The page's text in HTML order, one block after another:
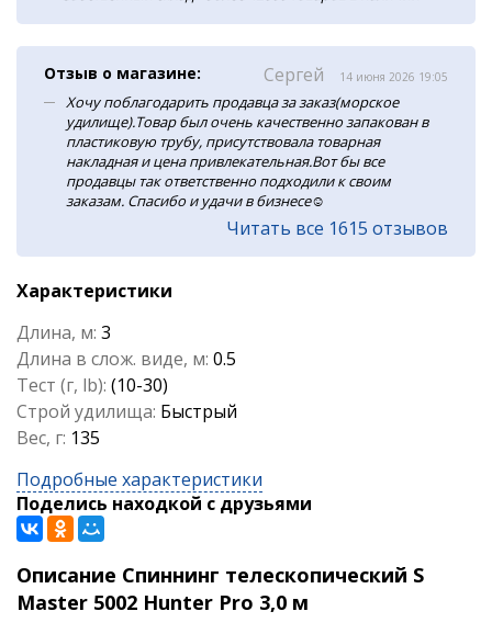
Отзыв о магазине: Сергей 14 июня 2026 19:05
Хочу поблагодарить продавца за заказ(морское
удилище).Товар был очень качественно запакован в
пластиковую трубу, присутствовала товарная
накладная и цена привлекательная.Вот бы все
продавцы так ответственно подходили к своим
заказам. Спасибо и удачи в бизнесе☺️
Читать все 1615 отзывов
Характеристики
Длина, м: 3
Длина в слож. виде, м: 0.5
Тест (г, lb): (10-30)
Строй удилища: Быстрый
Вес, г: 135
Подробные характеристики
Поделись находкой с друзьями
Описание Спиннинг телескопический S
Master 5002 Hunter Pro 3,0 м